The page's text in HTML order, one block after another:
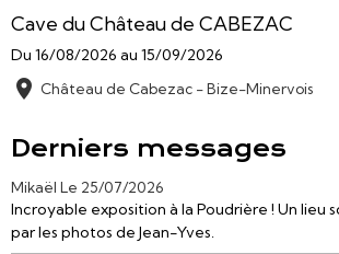
Cave du Château de CABEZAC
Du 16/08/2026 au 15/09/2026
Château de Cabezac - Bize-Minervois
Derniers messages
Mikaël Le 25/07/2026
Incroyable exposition à la Poudrière ! Un lieu
par les photos de Jean-Yves.